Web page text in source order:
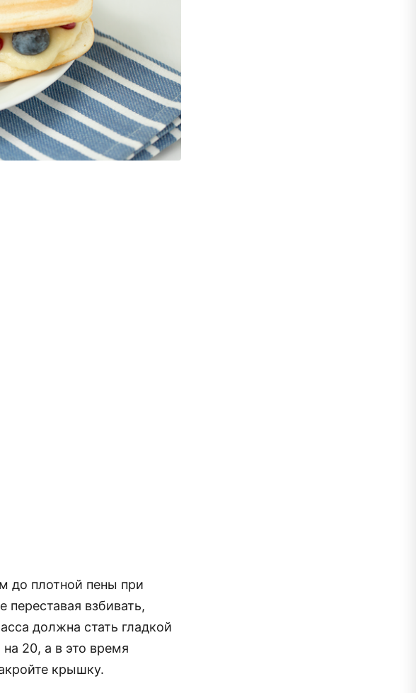
до плотной пены при
взбивать,
должна стать гладкой
20, а в это время
крышку.